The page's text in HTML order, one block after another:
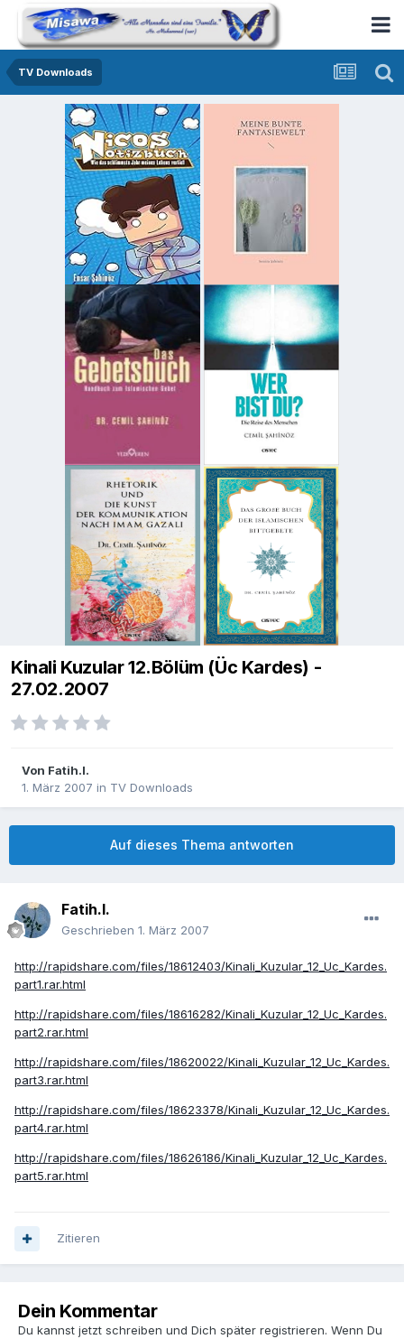
TV Downloads
Kinali Kuzular 12.Bölüm (Üc Kardes) -
27.02.2007
Von Fatih.I.
1. März 2007 in TV Downloads
Auf dieses Thema antworten
Fatih.I.
Geschrieben 1. März 2007
http://rapidshare.com/files/18612403/Kinali_Kuzular_12_Uc_Kardes.
part1.rar.html
http://rapidshare.com/files/18616282/Kinali_Kuzular_12_Uc_Kardes.
part2.rar.html
http://rapidshare.com/files/18620022/Kinali_Kuzular_12_Uc_Kardes.
part3.rar.html
http://rapidshare.com/files/18623378/Kinali_Kuzular_12_Uc_Kardes.
part4.rar.html
http://rapidshare.com/files/18626186/Kinali_Kuzular_12_Uc_Kardes.
part5.rar.html
Zitieren
Dein Kommentar
Du kannst jetzt schreiben und Dich später registrieren. Wenn Du